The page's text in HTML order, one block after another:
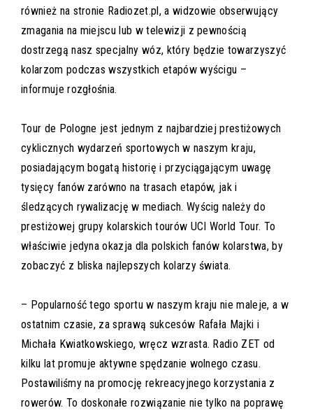
również na stronie Radiozet.pl, a widzowie obserwujący
zmagania na miejscu lub w telewizji z pewnością
dostrzegą nasz specjalny wóz, który będzie towarzyszyć
kolarzom podczas wszystkich etapów wyścigu –
informuje rozgłośnia.
Tour de Pologne jest jednym z najbardziej prestiżowych
cyklicznych wydarzeń sportowych w naszym kraju,
posiadającym bogatą historię i przyciągającym uwagę
tysięcy fanów zarówno na trasach etapów, jak i
śledzących rywalizację w mediach. Wyścig należy do
prestiżowej grupy kolarskich tourów UCI World Tour. To
właściwie jedyna okazja dla polskich fanów kolarstwa, by
zobaczyć z bliska najlepszych kolarzy świata.
– Popularność tego sportu w naszym kraju nie maleje, a w
ostatnim czasie, za sprawą sukcesów Rafała Majki i
Michała Kwiatkowskiego, wręcz wzrasta. Radio ZET od
kilku lat promuje aktywne spędzanie wolnego czasu.
Postawiliśmy na promocję rekreacyjnego korzystania z
rowerów. To doskonałe rozwiązanie nie tylko na poprawę